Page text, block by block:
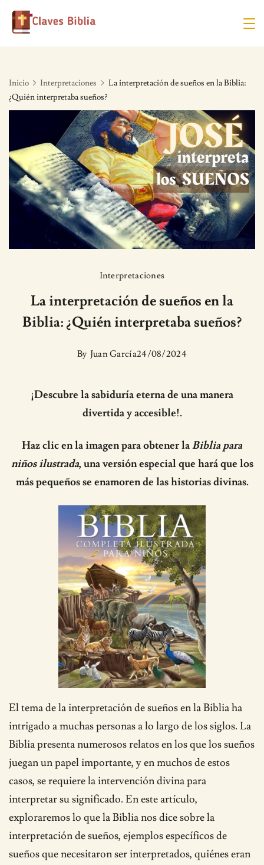
Skip
Inicio Interpretaciones
La interpretación de sueños en la Biblia:
¿Quién interpretaba sueños?
Interpretaciones
La interpretación de sueños en la
Biblia: ¿Quién interpretaba sueños?
By Juan García24/08/2024
¡Descubre la sabiduría eterna de una manera
divertida y accesible!.
Haz clic en la imagen para obtener laBiblia para
niños ilustrada, una versión especial que hará que los
más pequeños se enamoren de las historias divinas.
El tema de la interpretación de sueños en la Biblia ha
intrigado a muchas personas a lo largo de los siglos. La
Biblia presenta numerosos relatos en los que los sueños
juegan un papel importante, y en muchos de estos
casos, se requiere la intervención divina para
interpretar su significado. En este artículo,
exploraremos lo que la Biblia nos dice sobre la
interpretación de sueños, ejemplos específicos de
sueños que necesitaron ser interpretados, quiénes eran